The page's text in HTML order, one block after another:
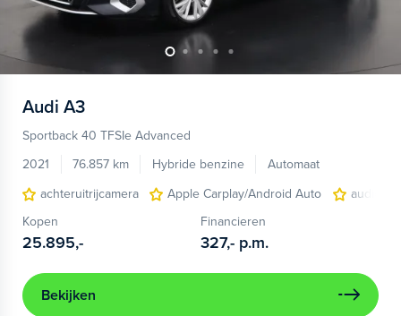
Audi A3
Sportback 40 TFSIe Advanced
2021
76.857 km Hybride benzine
Automaat
achteruitrijcamera
Apple Carplay/Android Auto
audio
Kopen
25.895,-
Financieren
327,- p.m.
Bekijken